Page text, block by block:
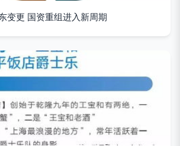
变更 国资重组进入新周期